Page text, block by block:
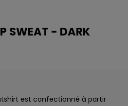
SWEAT - DARK
est confectionné à partir